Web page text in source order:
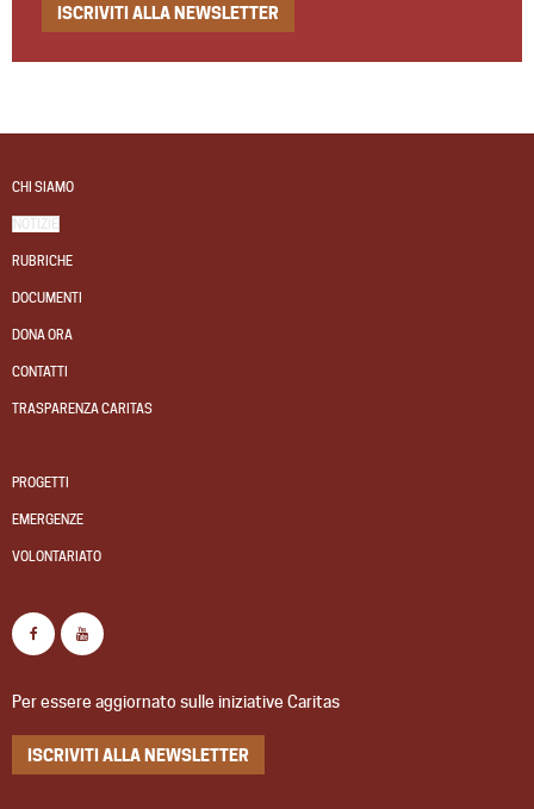
ISCRIVITI ALLA NEWSLETTER
CHI SIAMO
NOTIZIE
RUBRICHE
DOCUMENTI
DONA ORA
CONTATTI
TRASPARENZA CARITAS
PROGETTI
EMERGENZE
VOLONTARIATO
Per essere aggiornato sulle iniziative Caritas
ISCRIVITI ALLA NEWSLETTER